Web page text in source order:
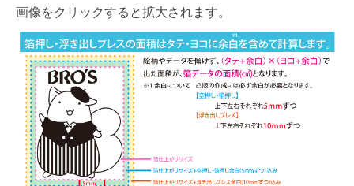
画像をクリックすると拡大されます。